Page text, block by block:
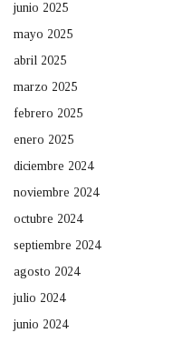
junio 2025
mayo 2025
abril 2025
marzo 2025
febrero 2025
enero 2025
diciembre 2024
noviembre 2024
octubre 2024
septiembre 2024
agosto 2024
julio 2024
junio 2024